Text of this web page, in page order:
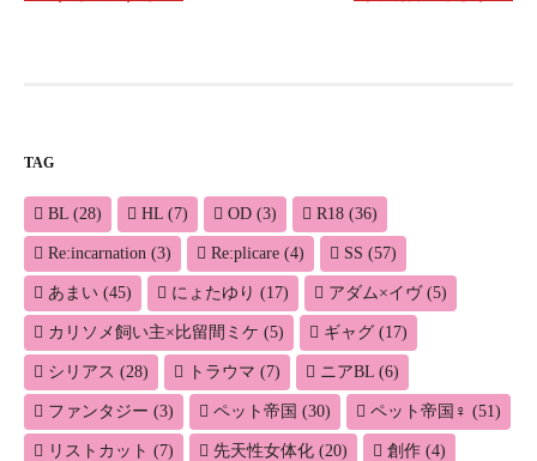
ー
シ
ョ
ン
TAG
BL (28) HL (7) OD (3) R18 (36)
Re:incarnation (3) Re:plicare (4) SS (57)
あまい (45) にょたゆり (17) アダム×イヴ(5)
カリソメ飼い主×比留間ミケ (5) ギャグ (17)
シリアス (28) トラウマ (7) ニアBL (6)
ファンタジー (3) ペット帝国 (30) ペット帝国♀ (51)
リストカット (7) 先天性女体化 (20) 創作 (4)